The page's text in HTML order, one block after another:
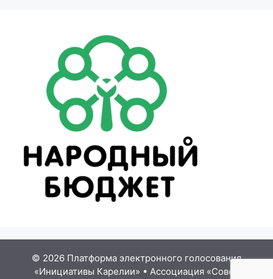
© 2026 Платформа электронного голосования
«Инициативы Карелии» • Ассоциация «Совет